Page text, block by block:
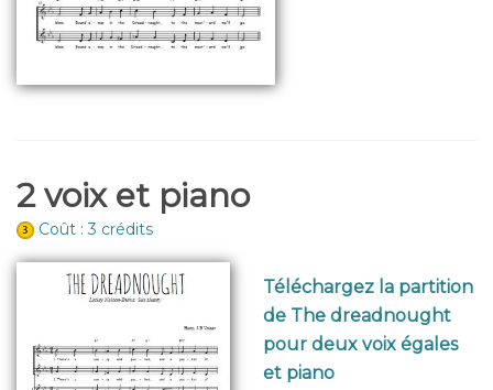
2 voix et piano
Coût : 3 crédits
Téléchargez la partition
de The dreadnought
pour deux voix égales
et piano